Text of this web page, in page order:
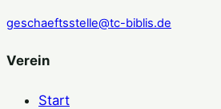
geschaeftsstelle@tc-biblis.de
Verein
Start